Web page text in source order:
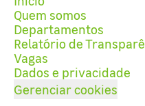
Quem somos
Departamentos
Relatório de
Vagas
Dados e privacidade
Gerenciar cookies